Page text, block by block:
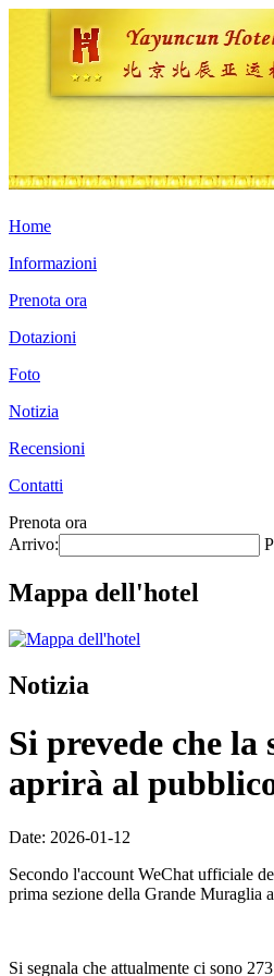
Home
Informazioni
Prenota ora
Dotazioni
Foto
Notizia
Recensioni
Contatti
Prenota ora
Arrivo:
Mappa dell'hotel
Notizia
Si prevede che
aprirà al
Date: 2026-01-12
Secondo l'account WeChat ufficiale
prima sezione della Grande Muraglia
Si segnala che attualmente ci sono